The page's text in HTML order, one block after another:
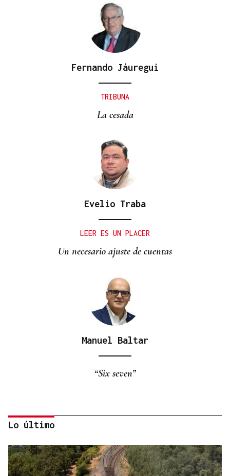
Fernando Jáuregui
TRIBUNA
La cesada
Evelio Traba
LEER ES UN PLACER
Un necesario ajuste de cuentas
Manuel Baltar
“Six seven”
Eduardo Medrano
Lo último